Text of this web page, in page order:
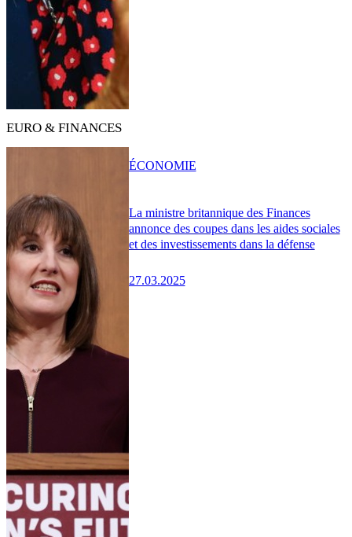
EURO & FINANCES
La ministre britannique des Finances
annonce des coupes dans les aides sociales
et des investissements dans la défense
27.03.2025
ÉCONOMIE